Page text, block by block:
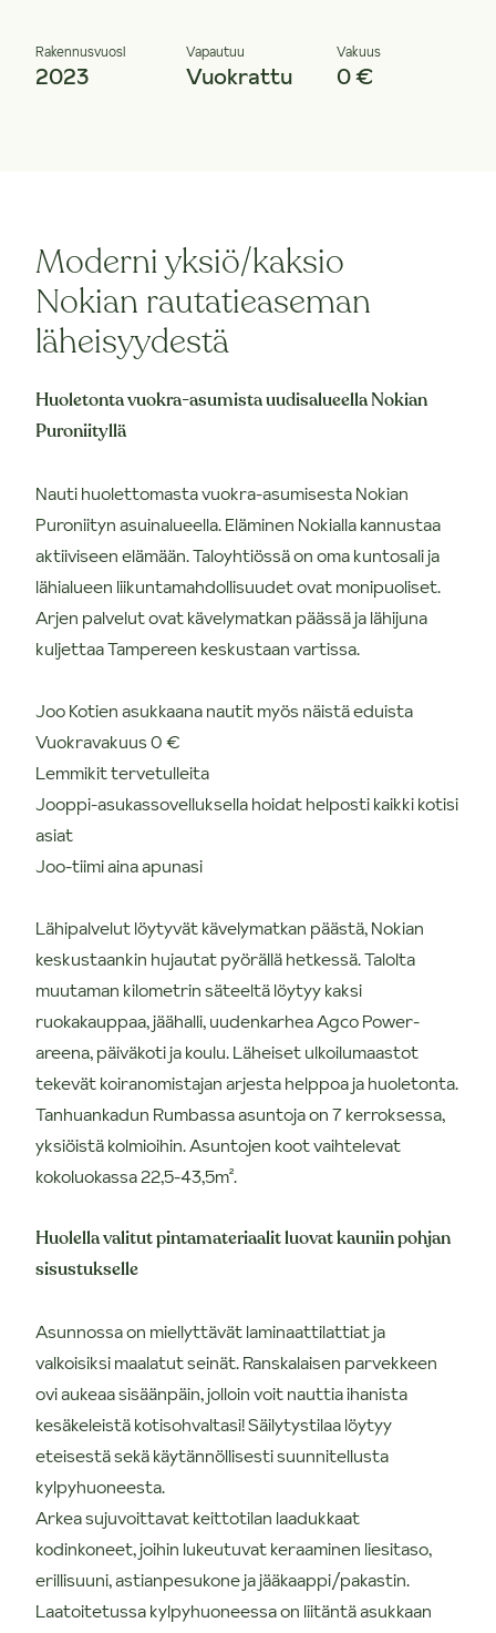
Rakennusvuosi
2023
Vapautuu
Vuokrattu
Vakuus
0 €
Moderni yksiö/kaksio
Nokian rautatieaseman
läheisyydestä
Huoletonta vuokra-asumista uudisalueella Nokian
Puroniityllä
Nauti huolettomasta vuokra-asumisesta Nokian
Puroniityn asuinalueella. Eläminen Nokialla kannustaa
aktiiviseen elämään. Taloyhtiössä on oma kuntosali ja
lähialueen liikuntamahdollisuudet ovat monipuoliset.
Arjen palvelut ovat kävelymatkan päässä ja lähijuna
kuljettaa Tampereen keskustaan vartissa.
Joo Kotien asukkaana nautit myös näistä eduista
Vuokravakuus 0 €
Lemmikit tervetulleita
Jooppi-asukassovelluksella hoidat helposti kaikki kotisi
asiat
Joo-tiimi aina apunasi
Lähipalvelut löytyvät kävelymatkan päästä, Nokian
keskustaankin hujautat pyörällä hetkessä. Talolta
muutaman kilometrin säteeltä löytyy kaksi
ruokakauppaa, jäähalli, uudenkarhea Agco Power-
areena, päiväkoti ja koulu. Läheiset ulkoilumaastot
tekevät koiranomistajan arjesta helppoa ja huoletonta.
Tanhuankadun Rumbassa asuntoja on 7 kerroksessa,
yksiöistä kolmioihin. Asuntojen koot vaihtelevat
kokoluokassa 22,5-43,5m².
Huolella valitut pintamateriaalit luovat kauniin pohjan
sisustukselle
Asunnossa on miellyttävät laminaattilattiat ja
valkoisiksi maalatut seinät. Ranskalaisen parvekkeen
ovi aukeaa sisäänpäin, jolloin voit nauttia ihanista
kesäkeleistä kotisohvaltasi! Säilytystilaa löytyy
eteisestä sekä käytännöllisesti suunnitellusta
kylpyhuoneesta.
Arkea sujuvoittavat keittotilan laadukkaat
kodinkoneet, joihin lukeutuvat keraaminen liesitaso,
erillisuuni, astianpesukone ja jääkaappi/pakastin.
Laatoitetussa kylpyhuoneessa on liitäntä asukkaan